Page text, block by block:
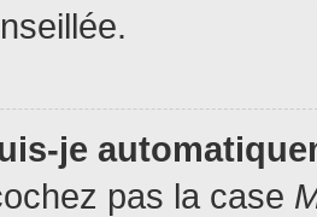
je
pas la case